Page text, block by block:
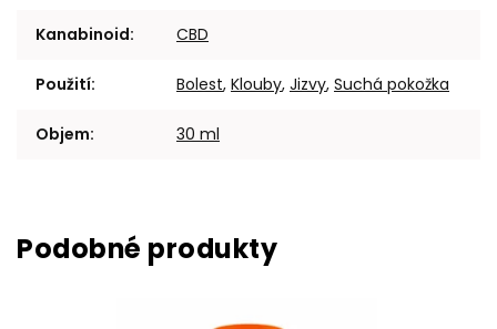
Kanabinoid: CBD
Použití: Bolest, Klouby, Jizvy, Suchá pokožka
Objem: 30 ml